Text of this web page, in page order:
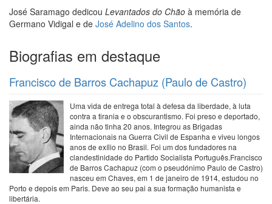
José Saramago dedicou Levantados do Chão à memória de
Germano Vidigal e de José Adelino dos Santos.
Biografias em destaque
Francisco de Barros Cachapuz (Paulo de Castro)
Uma vida de entrega total à defesa da liberdade, à luta
contra a tirania e o obscurantismo. Foi preso e deportado,
ainda não tinha 20 anos. Integrou as Brigadas
Internacionais na Guerra Civil de Espanha e viveu longos
anos de exílio no Brasil. Foi um dos fundadores na
clandestinidade do Partido Socialista Português.Francisco
de Barros Cachapuz (com o pseudónimo Paulo de Castro)
nasceu em Chaves, em 1 de janeiro de 1914, estudou no
Porto e depois em Paris. Deve ao seu pai a sua formação humanista e
libertária.